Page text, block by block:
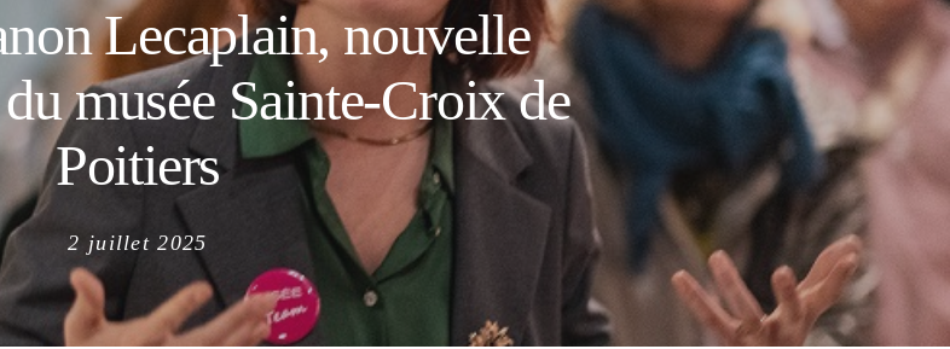
Lecaplain, nouvelle
musée Sainte-Croix de
Poitiers
Posted
on
2 juillet 2025